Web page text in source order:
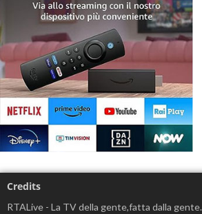
Credits
RTALive - La TV della gente,fatta dalla gente.